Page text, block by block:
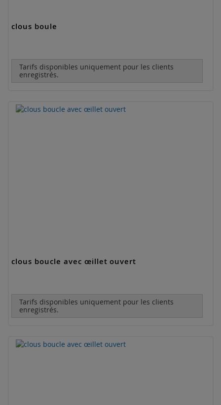
clous boule
Tarifs disponibles uniquement pour les clients
enregistrés.
clous boucle avec œillet ouvert
Tarifs disponibles uniquement pour les clients
enregistrés.